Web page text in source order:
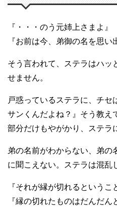
『・・・のう元姉上さまよ』
『お前は今、弟御の名を思い
そう言われて、ステラはハッ
せません。
戸惑っているステラに、チセ
サンくんだよね？』そう教え
部分だけもやがかり、ステラ
弟の名前がわからない、弟の
に聞こえない。ステラは混乱
『それが縁が切れるというこ
『縁の切れたものはだんだん